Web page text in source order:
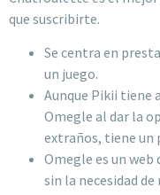
que suscribirte.
Se centra en
un juego.
Aunque Pikii tiene
Omegle al dar la
extraños, tiene un
Omegle es un web
sin la necesidad